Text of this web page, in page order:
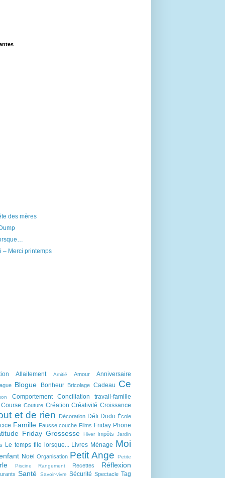
des mères
– Merci printemps
Allaitement Amitié Amour Anniversaire
Blogue Bonheur Bricolage Cadeau Ce
Comportement
Conciliation travail-famille
Course Couture Création Créativité Croissance
et de rien Décoration Défi Dodo École
Famille Fausse couche Films Friday Phone
Friday Grossesse Hiver Impôts Jardin
Le temps file lorsque... Livres Ménage Moi
Noël Organisation Petit Ange Petite
Piscine Rangement Recettes Réflexion
Santé Savoir-vivre Sécurité Spectacle Tag